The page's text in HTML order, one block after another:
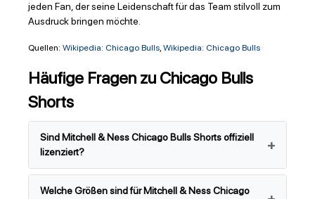
jeden Fan, der seine Leidenschaft für das Team stilvoll zum
Ausdruck bringen möchte.
Quellen: Wikipedia: Chicago Bulls, Wikipedia: Chicago Bulls
Häufige Fragen zu Chicago Bulls
Shorts
Sind Mitchell & Ness Chicago Bulls Shorts offiziell
lizenziert?
Welche Größen sind für Mitchell & Ness Chicago